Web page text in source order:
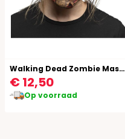
Walking Dead Zombie Masker
€ 12,50
Op voorraad